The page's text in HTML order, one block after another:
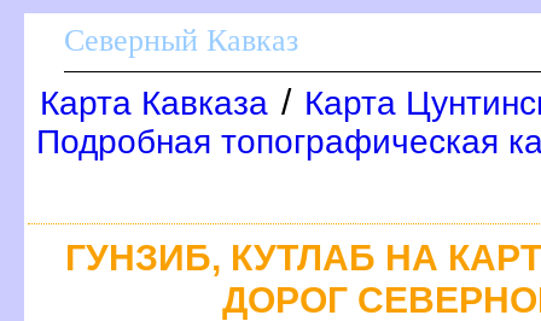
Северный Кавказ
Карта Кавказа / Карта
Подробная топографическая
ГУНЗИБ, КУТЛАБ НА
ДОРОГ